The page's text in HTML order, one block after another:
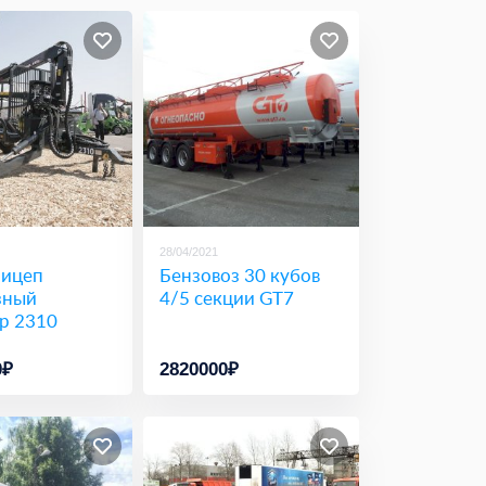
2310
28/04/2021
Бензовоз 30 кубов
4/5 секции GT7
2820000₽